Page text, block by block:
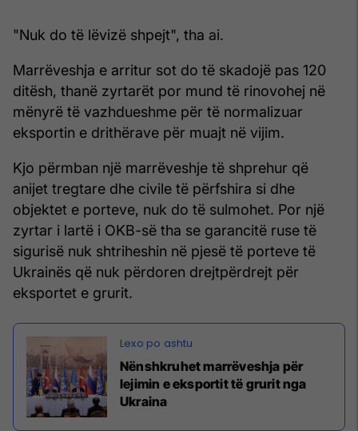
"Nuk do të lëvizë shpejt", tha ai.
Marrëveshja e arritur sot do të skadojë pas 120
ditësh, thanë zyrtarët por mund të rinovohej në
mënyrë të vazhdueshme për të normalizuar
eksportin e drithërave për muajt në vijim.
Kjo përmban një marrëveshje të shprehur që
anijet tregtare dhe civile të përfshira si dhe
objektet e porteve, nuk do të sulmohet. Por një
zyrtar i lartë i OKB-së tha se garancitë ruse të
sigurisë nuk shtriheshin në pjesë të porteve të
Ukrainës që nuk përdoren drejtpërdrejt për
eksportet e grurit.
Nënshkruhet marrëveshja për
lejimin e eksportit të grurit nga
Ukraina